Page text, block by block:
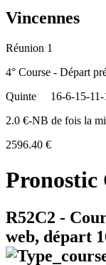
Vincennes
Réunion 1
4° Course - Départ
Quinte
16-6-15-
2.0 €-NB de fois la
2596.40 €
Pronostic
R52C2 -
web, départ